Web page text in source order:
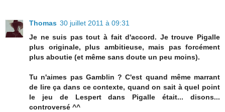
Thomas 30 juillet 2011 à 09:31
Je ne suis pas tout à fait d'accord. Je trouve Pigalle
plus originale, plus ambitieuse, mais pas forcément
plus aboutie (et même sans doute un peu moins).
Tu n'aimes pas Gamblin ? C'est quand même marrant
de lire ça dans ce contexte, quand on sait à quel point
le jeu de Lespert dans Pigalle était... disons...
controversé ^^